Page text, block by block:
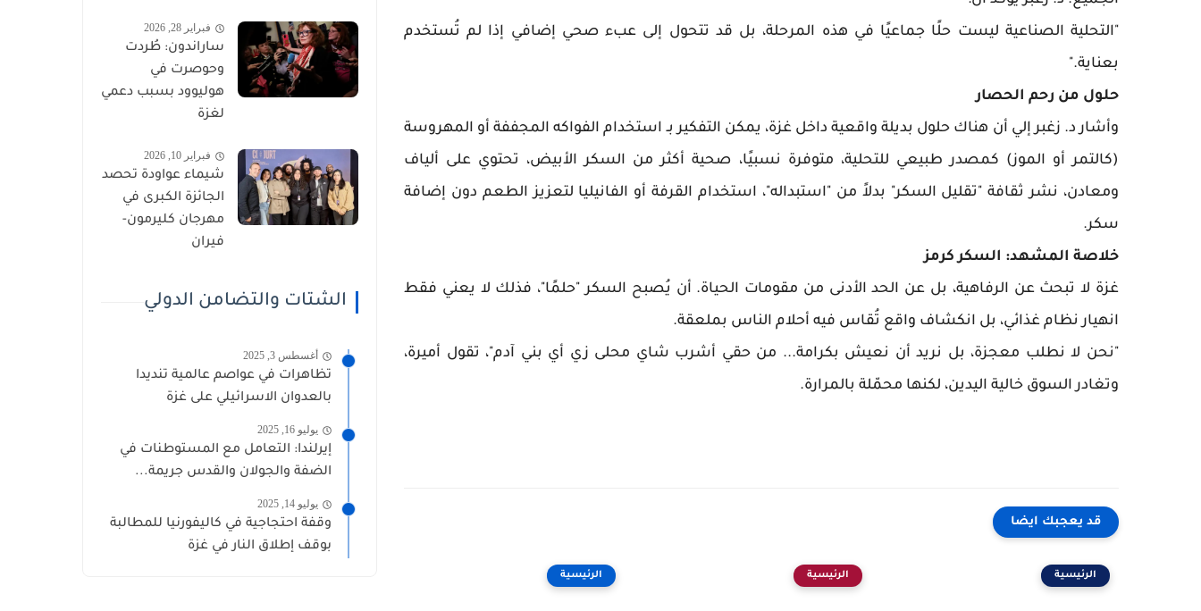
"التحلية الصناعية ليست حلًا جماعيًا في هذه المرحلة، بل قد تتحول إلى عبء صحي إضافي إذا لم تُستخدم
بعناية."
حلول من رحم الحصار
وأشار د. زغبر إلي أن هناك حلول بديلة واقعية داخل غزة، يمكن التفكير بـ استخدام الفواكه المجففة أو المهروسة
(كالتمر أو الموز) كمصدر طبيعي للتحلية، متوفرة نسبيًا، صحية أكثر من السكر الأبيض، تحتوي على ألياف
ومعادن، نشر ثقافة "تقليل السكر" بدلاً من "استبداله"، استخدام القرفة أو الفانيليا لتعزيز الطعم دون إضافة
سكر.
خلاصة المشهد: السكر كرمز
غزة لا تبحث عن الرفاهية، بل عن الحد الأدنى من مقومات الحياة. أن يُصبح السكر "حلمًا"، فذلك لا يعني فقط
انهيار نظام غذائي، بل انكشاف واقع تُقاس فيه أحلام الناس بملعقة.
"نحن لا نطلب معجزة، بل نريد أن نعيش بكرامة... من حقي أشرب شاي محلى زي أي بني آدم"، تقول أميرة،
وتغادر السوق خالية اليدين، لكنها محمّلة بالمرارة.
قد يعجبك ايضا
الرئيسية الرئيسية الرئيسية
فبراير 28, 2026
ساراندون: طُردت
وحوصرت في
هوليوود بسبب دعمي
لغزة
فبراير 10, 2026
شيماء عواودة تحصد
الجائزة الكبرى في
مهرجان كليرمون-
فيران
الشتات والتضامن الدولي
أغسطس 3, 2025
تظاهرات في عواصم عالمية تنديدا
بالعدوان الاسرائيلي على غزة
يوليو 16, 2025
إيرلندا: التعامل مع المستوطنات في
الضفة والجولان والقدس جريمة...
يوليو 14, 2025
وقفة احتجاجية في كاليفورنيا للمطالبة
بوقف إطلاق النار في غزة